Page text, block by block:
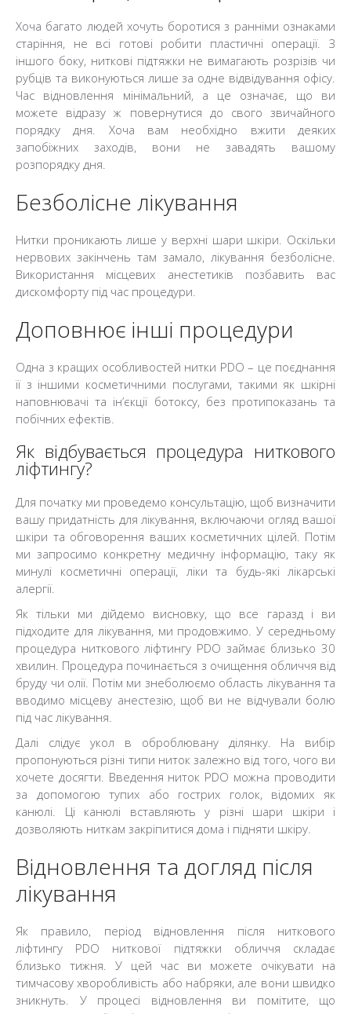
Хоча багато людей хочуть боротися з ранніми ознаками
старіння, не всі готові робити пластичні операції. З
іншого боку, ниткові підтяжки не вимагають розрізів чи
рубців та виконуються лише за одне відвідування офісу.
Час відновлення мінімальний, а це означає, що ви
можете відразу ж повернутися до свого звичайного
порядку дня. Хоча вам необхідно вжити деяких
запобіжних заходів, вони не завадять вашому
розпорядку дня.
Безболісне лікування
Нитки проникають лише у верхні шари шкіри. Оскільки
нервових закінчень там замало, лікування безболісне.
Використання місцевих анестетиків позбавить вас
дискомфорту під час процедури.
Доповнює інші процедури
Одна з кращих особливостей нитки PDO – це поєднання
її з іншими косметичними послугами, такими як шкірні
наповнювачі та ін’єкції ботоксу, без протипоказань та
побічних ефектів.
Як відбувається процедура ниткового
ліфтингу?
Для початку ми проведемо консультацію, щоб визначити
вашу придатність для лікування, включаючи огляд вашої
шкіри та обговорення ваших косметичних цілей. Потім
ми запросимо конкретну медичну інформацію, таку як
минулі косметичні операції, ліки та будь-які лікарські
алергії.
Як тільки ми дійдемо висновку, що все гаразд і ви
підходите для лікування, ми продовжимо. У середньому
процедура ниткового ліфтингу PDO займає близько 30
хвилин. Процедура починається з очищення обличчя від
бруду чи олії. Потім ми знеболюємо область лікування та
вводимо місцеву анестезію, щоб ви не відчували болю
під час лікування.
Далі слідує укол в оброблювану ділянку. На вибір
пропонуються різні типи ниток залежно від того, чого ви
хочете досягти. Введення ниток PDO можна проводити
за допомогою тупих або гострих голок, відомих як
канюлі. Ці канюлі вставляють у різні шари шкіри і
дозволяють ниткам закріпитися дома і підняти шкіру.
Відновлення та догляд після
лікування
Як правило, період відновлення після ниткового
ліфтингу PDO ниткової підтяжки обличчя складає
близько тижня. У цей час ви можете очікувати на
тимчасову хворобливість або набряки, але вони швидко
зникнуть. У процесі відновлення ви помітите, що